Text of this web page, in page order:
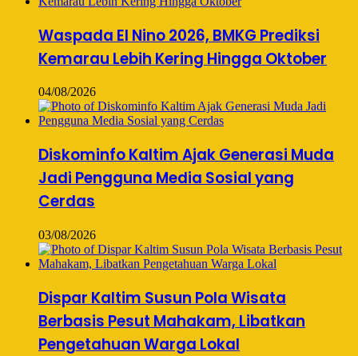
Waspada El Nino 2026, BMKG Prediksi
Kemarau Lebih Kering Hingga Oktober
04/08/2026
Diskominfo Kaltim Ajak Generasi Muda
Jadi Pengguna Media Sosial yang
Cerdas
03/08/2026
Dispar Kaltim Susun Pola Wisata
Berbasis Pesut Mahakam, Libatkan
Pengetahuan Warga Lokal